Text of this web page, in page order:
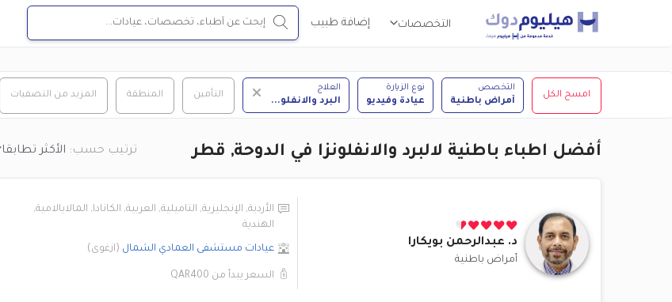
التخصصات إضافة طبيب
امسح الكل
التخصص
أمراض باطنية
نوع الزيارة
عيادة وفيديو
العلاج
البرد والانفلو...
التأمين المنطقة المزيد من التصفيات
ترتيب حسب: الأكثر تطابقا أفضل اطباء باطنية لالبرد والانفلونزا في الدوحة, قطر
د. عبدالرحمن بويكارا
أمراض باطنية
الأردية, الإنجليزية, التاميلية, العربية, الكانادا, المالايالامية,
الهندية
عيادات مستشفى العمادي الشمال (ازغوى)
السعر يبدأ من QAR400